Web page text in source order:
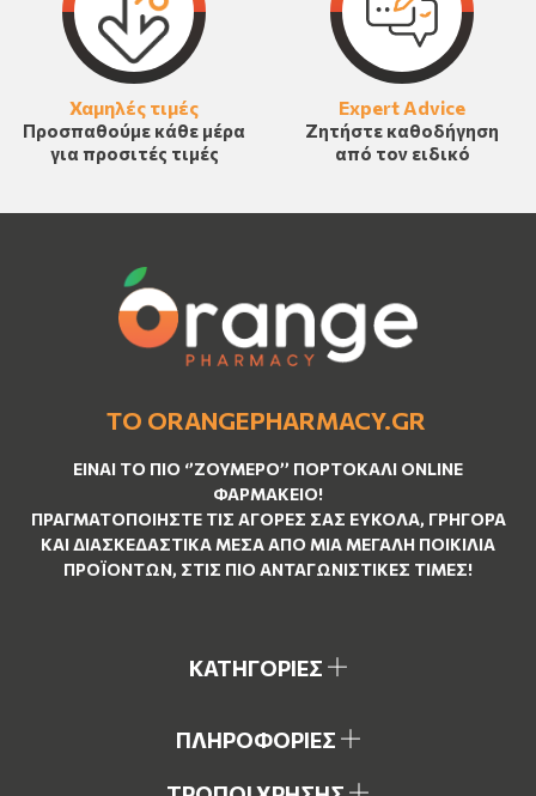
Χαμηλές τιμές
Προσπαθούμε κάθε μέρα
για προσιτές τιμές
Expert Advice
Ζητήστε καθοδήγηση
από τον ειδικό
ΤΟ ORANGEPHARMACY.GR
ΕΊΝΑΙ ΤO ΠΙΟ ‘’ΖΟΥΜΕΡΌ’’ ΠΟΡΤΟΚΑΛΊ ΟNLINE
ΦΑΡΜΑΚΕΊΟ!
ΠΡΑΓΜΑΤΟΠΟΙΉΣΤΕ ΤΙΣ ΑΓΟΡΈΣ ΣΑΣ ΕΎΚΟΛΑ, ΓΡΉΓΟΡΑ
ΚΑΙ ΔΙΑΣΚΕΔΑΣΤΙΚΆ ΜΈΣΑ ΑΠΌ ΜΙΑ ΜΕΓΆΛΗ ΠΟΙΚΙΛΊΑ
ΠΡΟΪΌΝΤΩΝ, ΣΤΙΣ ΠΙΟ ΑΝΤΑΓΩΝΙΣΤΙΚΈΣ ΤΙΜΈΣ!
ΚΑΤΗΓΟΡΙΕΣ
ΠΛΗΡΟΦΟΡΙΕΣ